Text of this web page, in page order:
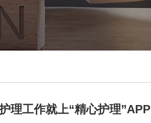
理工作就上“精心护理”APP